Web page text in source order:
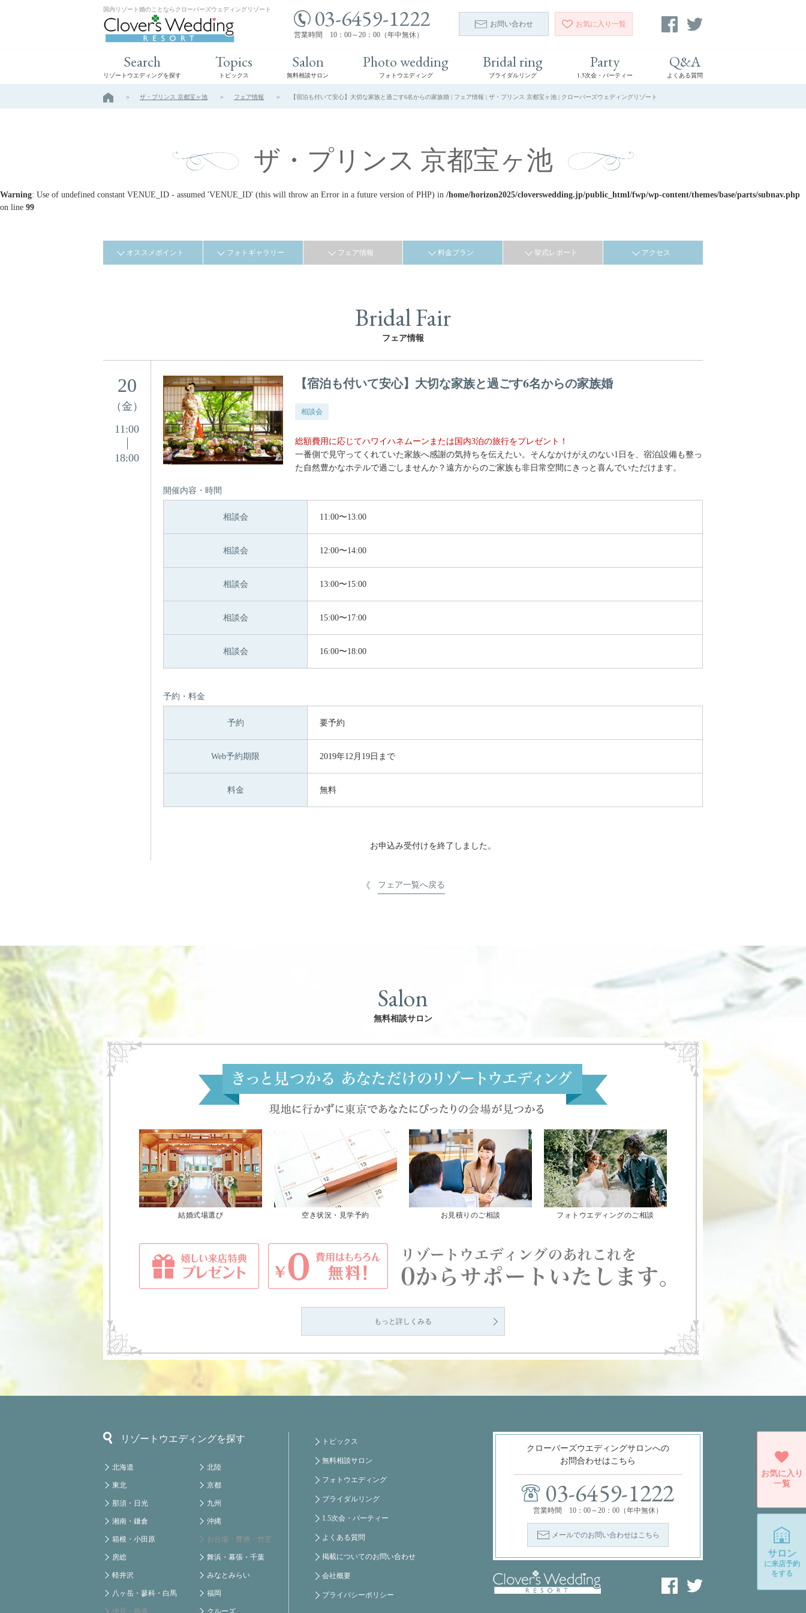
国内リゾート婚のことならクローバーズウェディングリゾート 03-6459-1222
営業時間 10：00～20：00（年中無休）
お問い合わせ お気に入り 一覧
Search
リゾートウエディングを探す
Topics
トピックス
Salon
無料相談サロン
Photo wedding
フォトウエディング
Bridal ring
ブライダルリング
Party
1.5次会・パーティー
Q&A
よくある質問
ザ・プリンス 京都宝ヶ池 フェア情報 【宿泊も付いて安心】大切な家族と過ごす6名からの家族婚 | フェア情報 | ザ・プリンス 京都宝ヶ池 | クローバーズウェディングリゾート
ザ・プリンス 京都宝ヶ池
Warning: Use of undefined constant VENUE_ID - assumed 'VENUE_ID' (this will throw an Error in a future version of PHP) in /home/horizon2025/cloverswedding.jp/public_html/fwp/wp-content/themes/base/parts/subnav.php
on line 99
オススメポイント フォトギャラリー フェア情報 料金プラン 挙式レポート アクセス
Bridal Fair
フェア情報
20
（金）
11:00
18:00
【宿泊も付いて安心】大切な家族と過ごす6名からの家族婚
相談会
総額費用に応じてハワイハネムーンまたは国内3泊の旅行をプレゼント！
一番側で見守ってくれていた家族へ感謝の気持ちを伝えたい。そんなかけがえのない1日を、宿泊設備も整っ
た自然豊かなホテルで過ごしませんか？遠方からのご家族も非日常空間にきっと喜んでいただけます。
開催内容・時間
相談会 11:00〜13:00
相談会 12:00〜14:00
相談会 13:00〜15:00
相談会 15:00〜17:00
相談会 16:00〜18:00
予約・料金
予約 要予約
Web予約期限 2019年12月19日まで
料金 無料
お申込み受付けを終了しました。
フェア一覧へ戻る
Salon
無料相談サロン
結婚式場選び 空き状況・見学予約 お見積りのご相談 フォトウエディングのご相談
もっと詳しくみる
リゾートウエディングを探す
北海道
東北
那須・日光
湘南・鎌倉
箱根・小田原
房総
軽井沢
八ヶ岳・蓼科・白馬
伊豆・熱海
北陸
京都
九州
沖縄
お台場・豊洲・竹芝
舞浜・幕張・千葉
みなとみらい
福岡
クルーズ
トピックス
無料相談サロン
フォトウエディング
ブライダルリング
1.5次会・パーティー
よくある質問
掲載についてのお問い合わせ
会社概要
プライバシーポリシー
クローバーズウエディングサロンへの
お問合わせはこちら
03-6459-1222
営業時間 10：00～20：00（年中無休）
メールでのお問い合わせはこちら
お気に入り
一覧
サロン
に来店予約
をする